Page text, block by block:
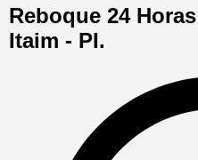
Reboque 24
Itaim - PI.